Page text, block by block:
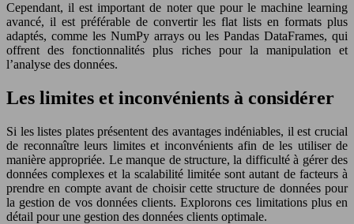
Cependant, il est important de noter que pour le machine learning
avancé, il est préférable de convertir les flat lists en formats plus
adaptés, comme les NumPy arrays ou les Pandas DataFrames, qui
offrent des fonctionnalités plus riches pour la manipulation et
l’analyse des données.
Les limites et inconvénients à considérer
Si les listes plates présentent des avantages indéniables, il est crucial
de reconnaître leurs limites et inconvénients afin de les utiliser de
manière appropriée. Le manque de structure, la difficulté à gérer des
données complexes et la scalabilité limitée sont autant de facteurs à
prendre en compte avant de choisir cette structure de données pour
la gestion de vos données clients. Explorons ces limitations plus en
détail pour une gestion des données clients optimale.